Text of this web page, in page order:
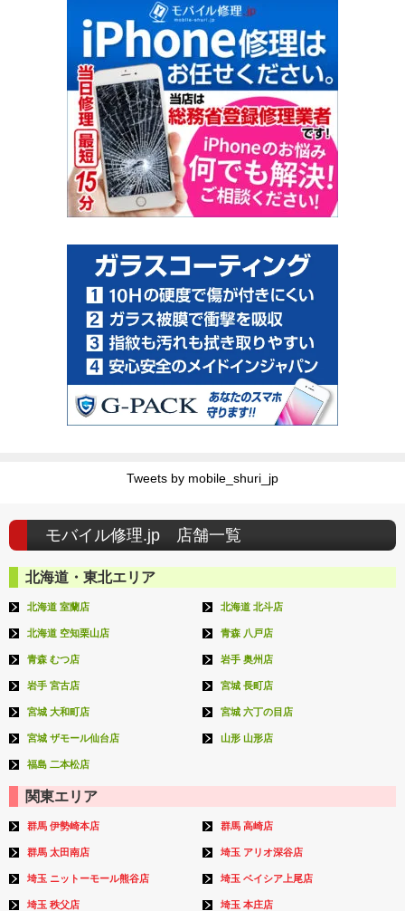
Tweets by mobile_shuri_jp
モバイル修理.jp 店舗一覧
北海道・東北エリア
北海道 室蘭店 北海道 北斗店
北海道 空知栗山店 青森 八戸店
青森 むつ店 岩手 奥州店
岩手 宮古店 宮城 長町店
宮城 大和町店 宮城 六丁の目店
宮城 ザモール仙台店 山形 山形店
福島 二本松店
関東エリア
群馬 伊勢崎本店 群馬 高崎店
群馬 太田南店 埼玉 アリオ深谷店
埼玉 ニットーモール熊谷店 埼玉 ベイシア上尾店
埼玉 秩父店 埼玉 本庄店